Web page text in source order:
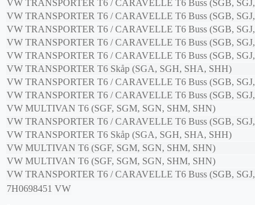
VW TRANSPORTER T6 / CARAVELLE T6 Buss (SGB,
VW TRANSPORTER T6 / CARAVELLE T6 Buss (SGB,
VW TRANSPORTER T6 / CARAVELLE T6 Buss (SGB,
VW TRANSPORTER T6 / CARAVELLE T6 Buss (SGB,
VW TRANSPORTER T6 / CARAVELLE T6 Buss (SGB,
VW TRANSPORTER T6 Skåp (SGA, SGH, SHA, SHH)
VW TRANSPORTER T6 / CARAVELLE T6 Buss (SGB,
VW TRANSPORTER T6 / CARAVELLE T6 Buss (SGB,
VW MULTIVAN T6 (SGF, SGM, SGN, SHM, SHN)
VW TRANSPORTER T6 / CARAVELLE T6 Buss (SGB,
VW TRANSPORTER T6 Skåp (SGA, SGH, SHA, SHH)
VW MULTIVAN T6 (SGF, SGM, SGN, SHM, SHN)
VW MULTIVAN T6 (SGF, SGM, SGN, SHM, SHN)
VW TRANSPORTER T6 / CARAVELLE T6 Buss (SGB,
7H0698451 VW